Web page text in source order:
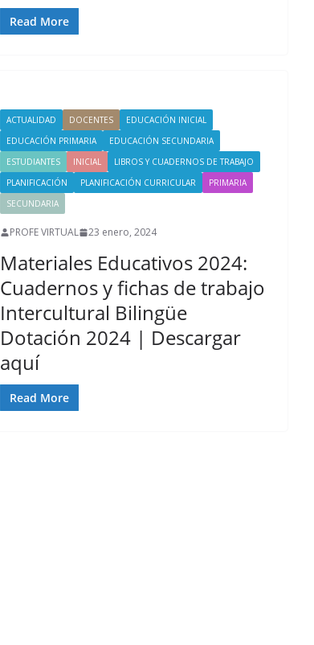
Read More
ACTUALIDAD DOCENTES
EDUCACIÓN INICIAL
EDUCACIÓN PRIMARIA
EDUCACIÓN SECUNDARIA
ESTUDIANTES
INICIAL
LIBROS Y CUADERNOS DE TRABAJO
PLANIFICACIÓN
PLANIFICACIÓN CURRICULAR
PRIMARIA
SECUNDARIA
PROFE VIRTUAL 23 enero, 2024
Materiales Educativos 2024:
Cuadernos y fichas de trabajo
Intercultural Bilingüe
Dotación 2024 | Descargar
aquí
Read More